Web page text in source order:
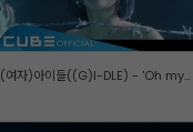
(여자)아이들((G)I-DLE) - 'Oh my...